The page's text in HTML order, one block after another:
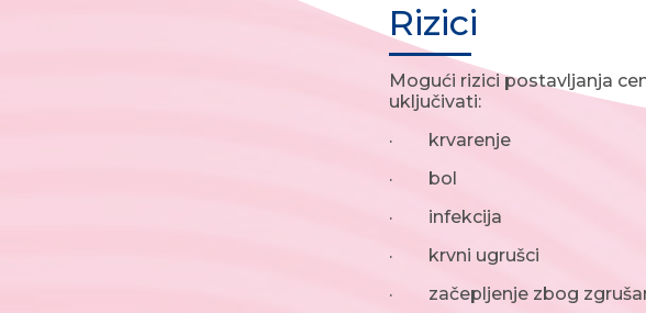
Rizici
Mogući rizici postavljanja
uključivati:
· krvarenje
· bol
· infekcija
· krvni ugrušci
· začepljenje zbog